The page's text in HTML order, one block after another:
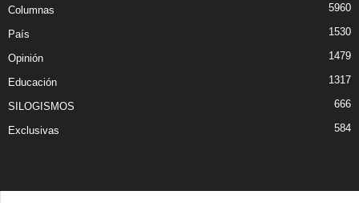
Columnas 5960
País 1530
Opinión 1479
Educación 1317
SILOGISMOS 666
Exclusivas 584